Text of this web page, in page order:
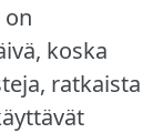
koska
ratkaista